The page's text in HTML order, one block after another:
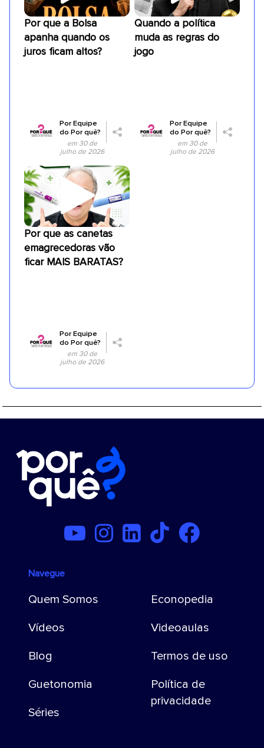
Por que a Bolsa
apanha quando os
juros ficam altos?
PorEquipe
do Por quê?
em 30 de
julho de 2026
Quando a política
muda as regras do
jogo
PorEquipe
do Por quê?
em 30 de
julho de 2026
Por que as canetas
emagrecedoras vão
ficar MAIS BARATAS?
PorEquipe
do Por quê?
em 30 de
julho de 2026
Navegue
Quem Somos
Vídeos
Blog
Guetonomia
Séries
Econopedia
Videoaulas
Termos de uso
Política de
privacidade